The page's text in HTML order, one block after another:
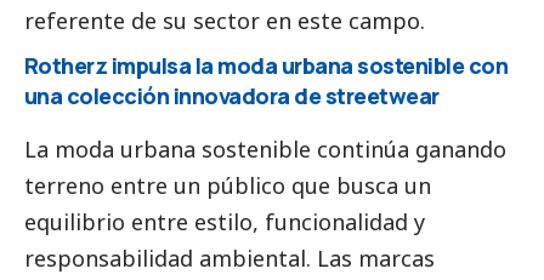
referente de su sector en este campo.
Rotherz impulsa la moda urbana sostenible con
una colección innovadora de streetwear
La moda urbana sostenible continúa ganando
terreno entre un público que busca un
equilibrio entre estilo, funcionalidad y
responsabilidad ambiental. Las marcas